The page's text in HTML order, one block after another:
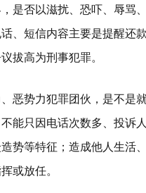
是否以滋扰、恐吓、辱骂
、短信内容主要是提醒还
拔高为刑事犯罪。
恶势力犯罪团伙，是不是
能只因电话次数多、投诉
势等特征；造成他人生活
或放任。